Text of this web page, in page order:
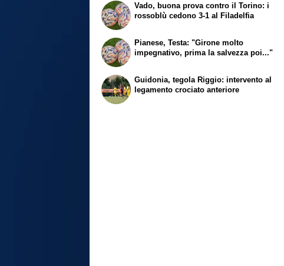
Vado, buona prova contro il Torino: i
rossoblù cedono 3-1 al Filadelfia
Pianese, Testa: "Girone molto
impegnativo, prima la salvezza poi..."
Guidonia, tegola Riggio: intervento al
legamento crociato anteriore